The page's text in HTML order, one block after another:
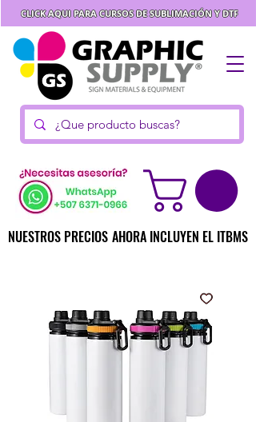
CLICK AQUI PARA CURSOS DE SUBLIMACIÓN Y DTF
NUESTROS PRECIOS AHORA INCLUYEN EL ITBMS
NUESTROS PRECIOS AHORA INCLUYEN EL ITBMS